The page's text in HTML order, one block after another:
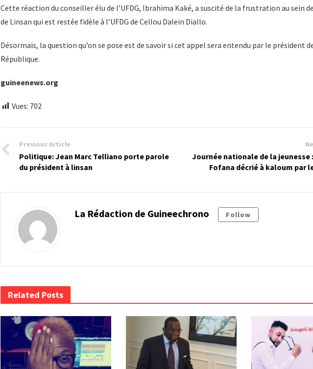
Cette réaction du conseiller élu de l’UFDG, Ibrahima Kaké, a suscité de la frustration au sein
de Linsan qui est restée fidèle à l’UFDG de Cellou Dalein Diallo.
Désormais, la question qu’on se pose est de savoir si cet appel sera entendu par le président
République.
guineenews.org
Vues: 702
Previous Article
Politique: Jean Marc Telliano porte parole
du président à linsan
Journée nationale de la jeunesse
Fofana décrié à kaloum par
La Rédaction de Guineechrono Follow
Related Posts